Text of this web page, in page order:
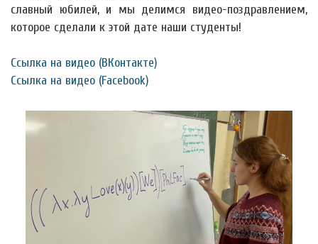
славный юбилей, и мы делимся видео-поздравлением,
которое сделали к этой дате наши студенты!
Ссылка на видео (ВКонтакте)
Ссылка на видео (Facebook)